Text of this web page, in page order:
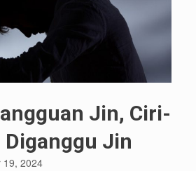
Jin, Ciri-
Jin
19, 2024